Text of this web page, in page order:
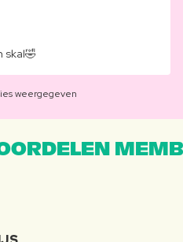
skal🤣
weergegeven